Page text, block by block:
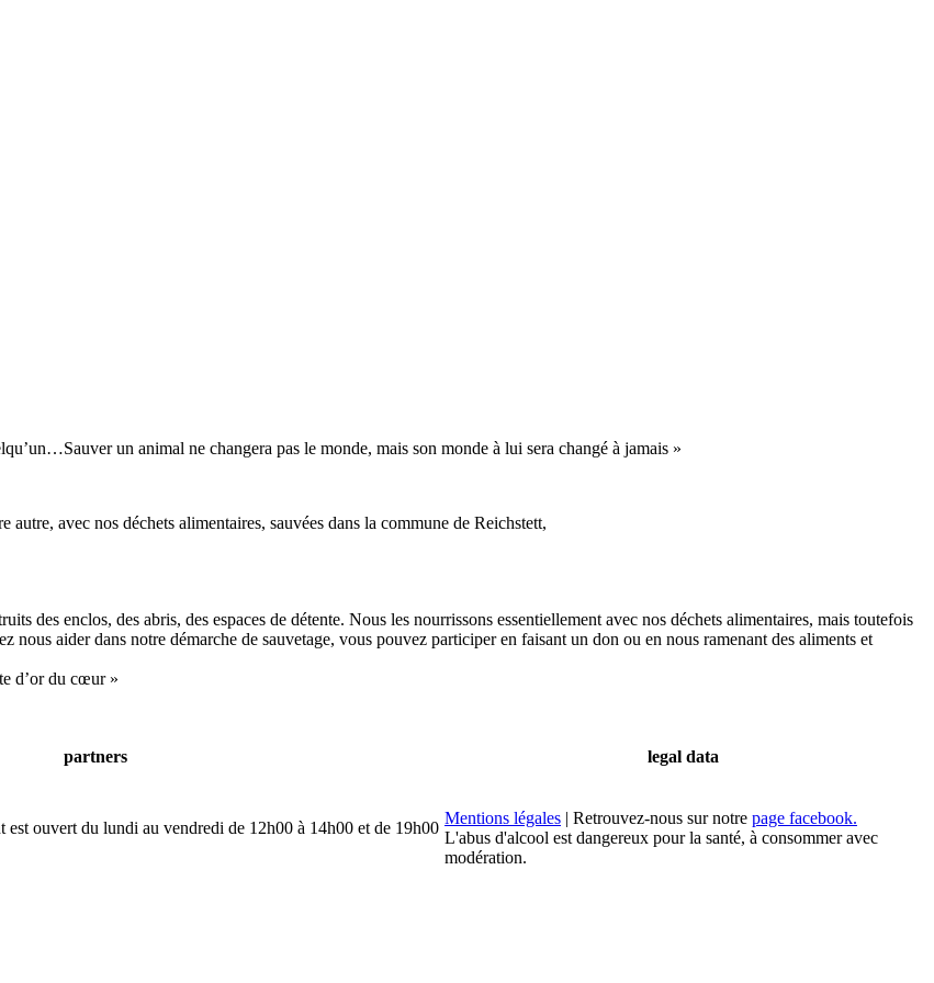
un animal ne changera pas le monde, mais son monde à lui sera changé à jamais »
avec nos déchets alimentaires, sauvées dans la commune de Reichstett,
des enclos, des abris, des espaces de détente. Nous les nourrissons essentiellement avec nos déchets alimentaires, mais toutefois
nous aider dans notre démarche de sauvetage, vous pouvez participer en faisant un don ou en nous ramenant des aliments et
d’or du cœur »
partners legal data
est ouvert du lundi au vendredi de 12h00 à 14h00 et de 19h00
Mentions légales | Retrouvez-nous sur notre page facebook.
L'abus d'alcool est dangereux pour la santé, à consommer avec
modération.